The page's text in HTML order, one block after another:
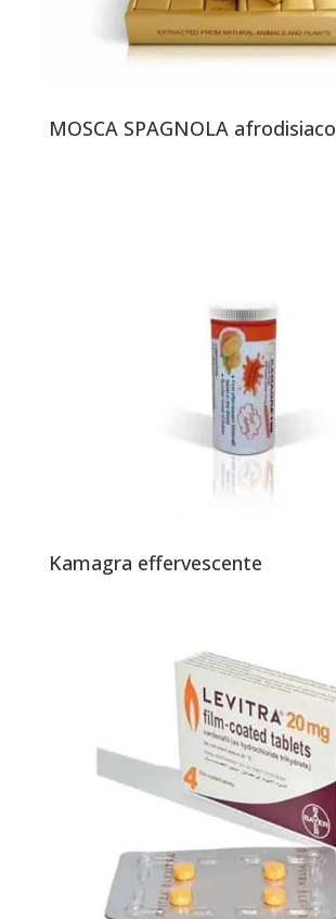
MOSCA SPAGNOLA afrodisiaco
Kamagra effervescente